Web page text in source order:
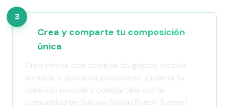
3
Crea y comparte tu composición
única
Crea ritmos con combos de golpes, mezcla
sonidos y ajusta las posiciones. ¡Guarda tu
creación musical y compártela con la
comunidad en Sprunki Simon Punch Tunner!